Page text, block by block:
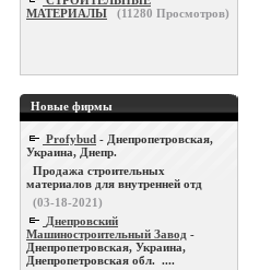
МАТЕРИАЛЫ
(11280 Просмотров)
Новые фирмы
Profybud - Днепропетровская,
Украина, Днепр.
Продажа строительных
материалов для внутренней отд
(03-18-2021)
Днепровский
Машиностроительный Завод -
Днепропетровская, Украина,
Днепропетровская обл. ....